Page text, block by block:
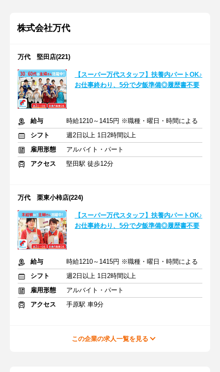
株式会社万代
万代 堅田店(221)
【スーパー万代スタッフ】扶養内パートOK♪
お仕事終わり、5分で夕飯準備◎履歴書不要
給与
時給1210～1415円 ※職種・曜日・時間による
シフト
週2日以上 1日2時間以上
雇用形態
アルバイト・パート
アクセス
堅田駅 徒歩12分
万代 栗東小柿店(224)
【スーパー万代スタッフ】扶養内パートOK♪
お仕事終わり、5分で夕飯準備◎履歴書不要
給与
時給1210～1415円 ※職種・曜日・時間による
シフト
週2日以上 1日2時間以上
雇用形態
アルバイト・パート
アクセス
手原駅 車9分
この企業の求人一覧を見る